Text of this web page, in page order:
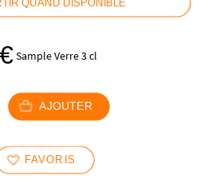
QUAND DISPONIBLE
€Le
prix
est :
8,70 €.
Sample Verre 3 cl
AJOUTER
FAVORIS